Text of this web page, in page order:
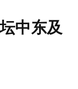
中东及